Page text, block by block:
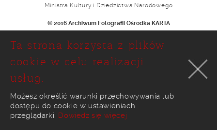
Ministra Kultury i Dziedzictwa Narodowego
© 2016 Archiwum Fotografii Ośrodka KARTA
Ul. Narbutta 29
02-536 Warszawa
tel.: (+48 22) 646 36 90
e-mail: foto@karta.org.pl
realizacja:Ideo
Ta strona korzysta z plików
cookie w celu realizacji
usług.
Możesz określić warunki przechowywania lub
dostępu do cookie w ustawieniach
przeglądarki. Dowiedz się więcej